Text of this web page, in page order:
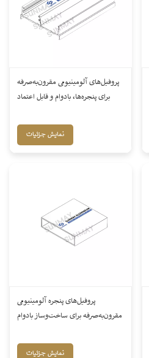
پروفیل‌های آلومینیومی مقرون‌به‌صرفه
برای پنجره‌ها، بادوام و قابل اعتماد
نمایش جزئیات
پروفیل‌های پنجره آلومینیومی
مقرون‌به‌صرفه برای ساخت‌وساز بادوام
نمایش جزئیات